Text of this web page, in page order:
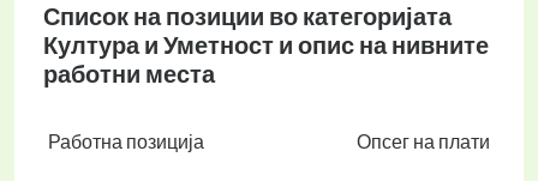
Список на позиции во категоријата
Култура и Уметност и опис на нивните
работни места
Работна позиција Опсег на плати